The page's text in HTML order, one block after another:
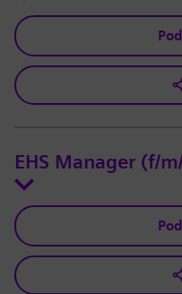
EHS Manager (f/